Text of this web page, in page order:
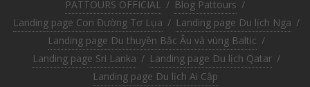
PATTOURS OFFICIAL / Blog Pattours /
Landing page Con Đường Tơ Lụa / Landing page Du lịch Nga /
Landing page Du thuyền Bắc Âu và vùng Baltic /
Landing page Sri Lanka / Landing page Du lịch Qatar /
Landing page Du lịch Ai Cập